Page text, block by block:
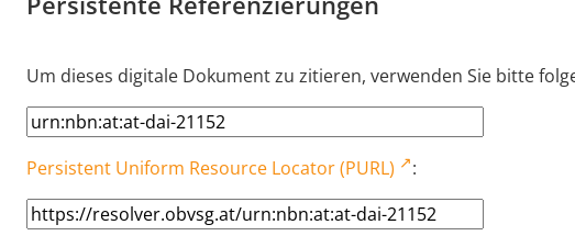
Um dieses digitale Dokument zu zitieren, verwenden Sie bitte
Persistent Uniform Resource Locator (PURL) :